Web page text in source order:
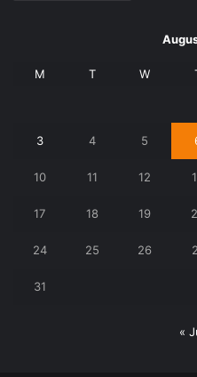
M T W
3 4 5
10 11 12
17 18 19
24 25 26
31
«